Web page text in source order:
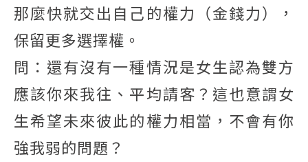
那麼快就交出自己的權力（金錢力），
保留更多選擇權。
問：還有沒有一種情況是女生認為雙方
應該你來我往、平均請客？這也意謂女
生希望未來彼此的權力相當，不會有你
強我弱的問題？